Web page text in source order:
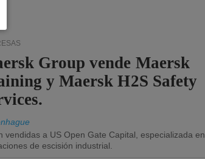
Group vende Maersk
y Maersk H2S Safety
vendidas a US Open Gate Capital, especializada en
de escisión industrial.